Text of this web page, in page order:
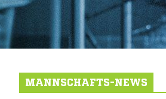
MANNSCHAFTS-NEWS